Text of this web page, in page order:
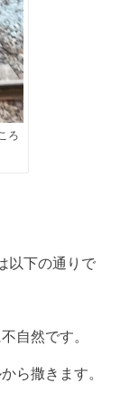
ろ
以下の通りで
自然です。
ら撒きます。